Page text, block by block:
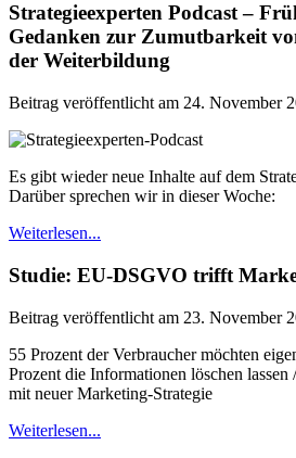
Strategieexperten Podcast –
Gedanken zur Zumutbarkeit
der Weiterbildung
Beitrag veröffentlicht am 24. November
Es gibt wieder neue Inhalte auf dem
Darüber sprechen wir in dieser Woche:
Weiterlesen...
Studie: EU-DSGVO trifft
Beitrag veröffentlicht am 23. November
55 Prozent der Verbraucher möchten
Prozent die Informationen löschen lassen
mit neuer Marketing-Strategie
Weiterlesen...